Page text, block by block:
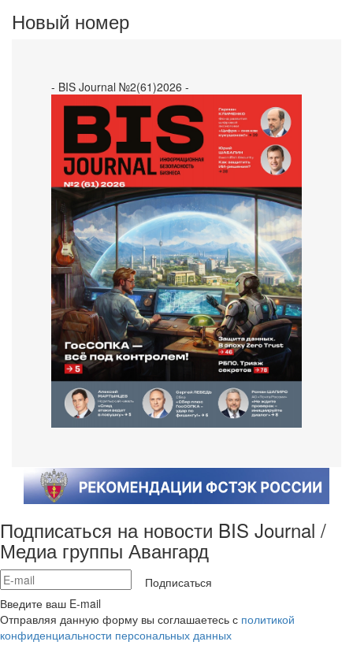
Новый номер
- BIS Journal №2(61)2026 -
Подписаться на новости BIS Journal /
Медиа группы Авангард
Подписаться
Введите ваш E-mail
Отправляя данную форму вы соглашаетесь с политикой
конфиденциальности персональных данных